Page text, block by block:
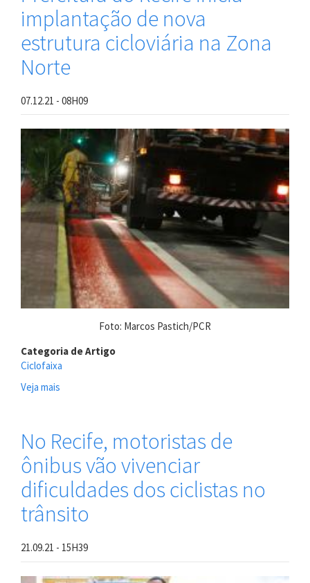
trânsito
na
Rua
Inglês
estacionamento
rotativo
e
nova
ciclofaixa
implantação de nova
estrutura cicloviária na Zona
Norte
07.12.21 - 08H09
Foto: Marcos Pastich/PCR
Categoria de Artigo
Ciclofaixa
Veja mais
inicia
implantação
de
nova
cicloviária
Zona
Norte
No Recife, motoristas de
ônibus vão vivenciar
dificuldades dos ciclistas no
trânsito
21.09.21 - 15H39